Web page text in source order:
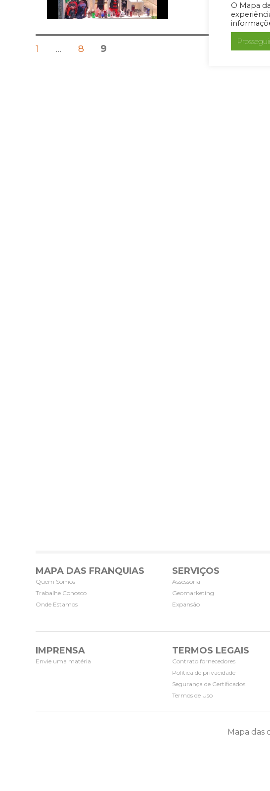
O Mapa
Posts
PÁGINA
1 … PÁGINA
8 PÁGINA
9
MAPA DAS FRANQUIAS
Quem Somos
Trabalhe Conosco
Onde Estamos
SERVIÇOS
Assessoria
Geomarketing
Expansão
IMPRENSA
Envie uma matéria
TERMOS LEGAIS
Contrato fornecedores
Política de privacidade
Segurança de Certificados
Termos de Uso
Mapa das